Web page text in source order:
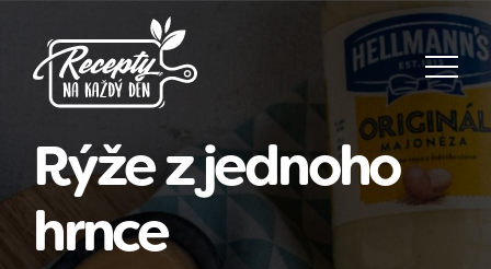
Rýže z jednoho
hrnce